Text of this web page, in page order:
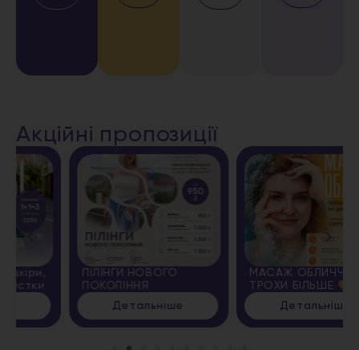
Акційні пропозиції
ПІЛІНГИ НОВОГО
ПОКОЛІННЯ
Детальніше
МАСАЖ ОБЛИЧЧЯ + ЩЕ
ТРОХИ БІЛЬШЕ
Детальніше